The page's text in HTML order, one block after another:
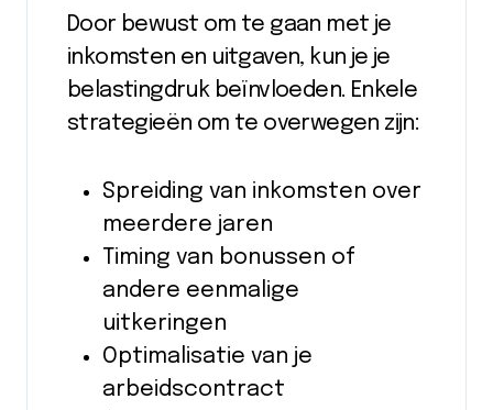
Door bewust om te gaan met je
inkomsten en uitgaven, kun je je
belastingdruk beïnvloeden. Enkele
strategieën om te overwegen zijn:
Spreiding van inkomsten over
meerdere jaren
Timing van bonussen of
andere eenmalige
uitkeringen
Optimalisatie van je
arbeidscontract